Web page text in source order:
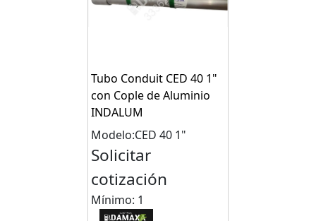
Tubo Conduit CED 40 1"
con Cople de Aluminio
INDALUM
Modelo:CED 40 1"
Solicitar
cotización
Mínimo: 1